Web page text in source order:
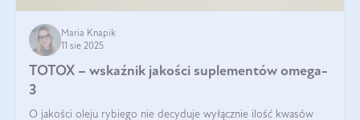
Maria Knapik
11 sie 2025
TOTOX – wskaźnik jakości suplementów omega-
3
O jakości oleju rybiego nie decyduje wyłącznie ilość kwasów